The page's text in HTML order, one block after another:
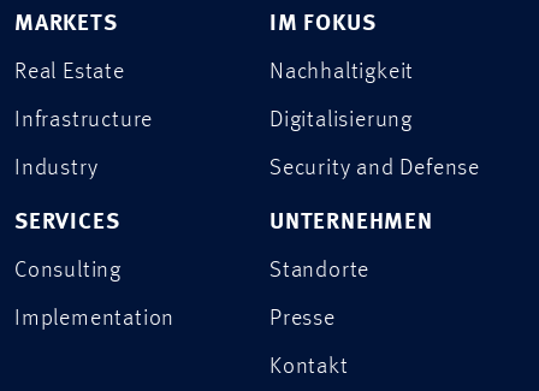
MARKETS
Real Estate
Infrastructure
Industry
SERVICES
Consulting
Implementation
IM FOKUS
Nachhaltigkeit
Digitalisierung
Security and Defense
UNTERNEHMEN
Standorte
Presse
Kontakt